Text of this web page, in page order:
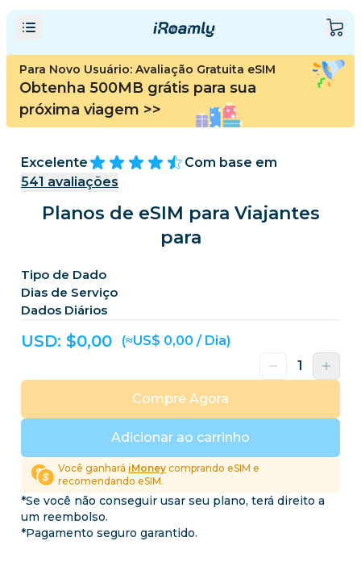
Para Novo Usuário: Avaliação Gratuita eSIM
Obtenha 500MB grátis para sua
próxima viagem >>
Excelente
Com base em
541 avaliações
Planos de eSIM para Viajantes
para
Tipo de Dado
Dias de Serviço
Dados Diários
USD: $0,00 (≈US$ 0,00 / Dia)
Adicionar ao carrinho
Compre Agora
Você ganhará iMoney comprando eSIM e
recomendando eSIM.
*Se você não conseguir usar seu plano, terá direito a
um reembolso.
*Pagamento seguro garantido.